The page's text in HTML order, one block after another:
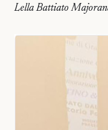
Lella Battiato